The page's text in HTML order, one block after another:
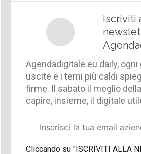
Iscriviti
Agendadigitale.eu daily,
uscite e i temi più caldi
firme. Il sabato il meglio
capire, insieme, il digitale
aziendale
Cliccando su "ISCRIVITI ALLA